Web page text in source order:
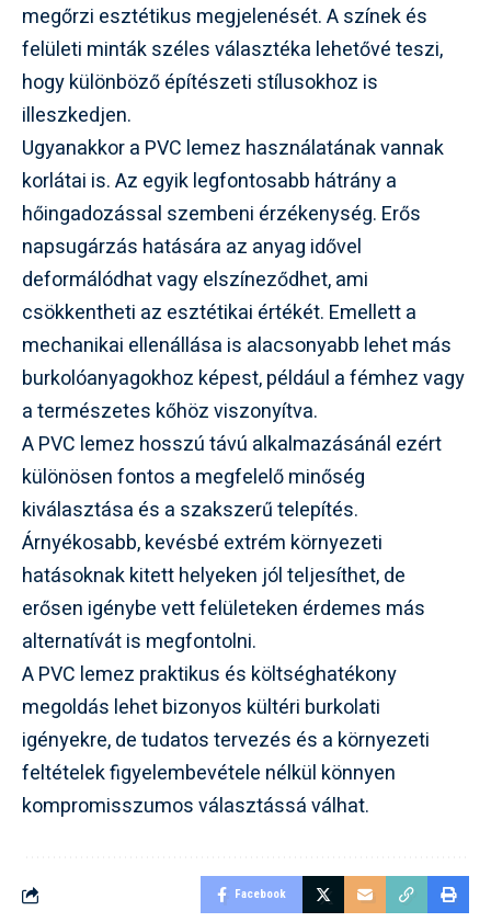
megőrzi esztétikus megjelenését. A színek és
felületi minták széles választéka lehetővé teszi,
hogy különböző építészeti stílusokhoz is
illeszkedjen.
Ugyanakkor a PVC lemez használatának vannak
korlátai is. Az egyik legfontosabb hátrány a
hőingadozással szembeni érzékenység. Erős
napsugárzás hatására az anyag idővel
deformálódhat vagy elszíneződhet, ami
csökkentheti az esztétikai értékét. Emellett a
mechanikai ellenállása is alacsonyabb lehet más
burkolóanyagokhoz képest, például a fémhez vagy
a természetes kőhöz viszonyítva.
A PVC lemez hosszú távú alkalmazásánál ezért
különösen fontos a megfelelő minőség
kiválasztása és a szakszerű telepítés.
Árnyékosabb, kevésbé extrém környezeti
hatásoknak kitett helyeken jól teljesíthet, de
erősen igénybe vett felületeken érdemes más
alternatívát is megfontolni.
A PVC lemez praktikus és költséghatékony
megoldás lehet bizonyos kültéri burkolati
igényekre, de tudatos tervezés és a környezeti
feltételek figyelembevétele nélkül könnyen
kompromisszumos választássá válhat.
Facebook